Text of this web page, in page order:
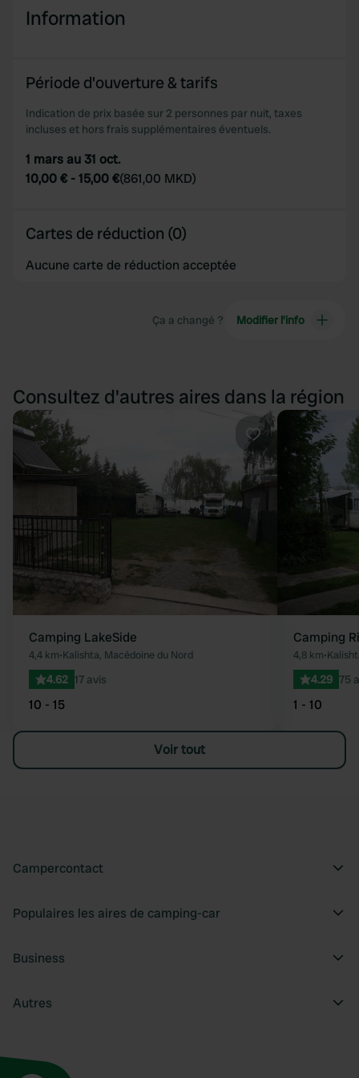
We use cookies to personalise content and ads, to
our social media, advertising and analytics partners who
provided to them or that they’ve collected from your use
Information
Période d'ouverture & tarifs
Indication de prix basée sur 2 personnes par nuit, taxes
incluses et hors frais supplémentaires éventuels.
1 mars au 31 oct.
10,00 € -15,00 €(861,00 MKD)
Cartes de réduction (0)
Aucune carte de réduction acceptée
Ça a changé ? Modifier l’info
Consultez d'autres aires dans la région
Préféré
Camping LakeSide
4,4 km•Kalishta, Macédoine du Nord
4.62 17 avis
10 - 15
Camping
4,8 km•
4.29 75
1 - 10
Voir tout
Campercontact
Populaires les aires de camping-car
Business
Autres